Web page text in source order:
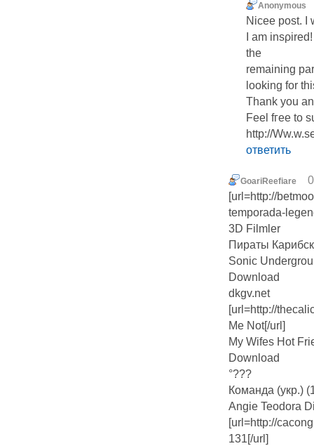
Anonymous
Nіcee post.
I am
the
rеmaining
looking for
Thank you
Feel fгee to
http://
ответить
GoariReefiare
[url=http://
temporada-
3D Filmler
Пираты
Sonic
Download
dkgv.net
[url=http://
Me Not[/url]
My Wifes Hot
Download
°???
Команда (укр.)
Angie Teodora
[url=http://
131[/url]